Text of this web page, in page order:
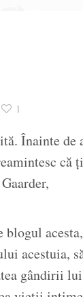
1
Înainte de
că
acesta,
acestuia,
gândirii lui